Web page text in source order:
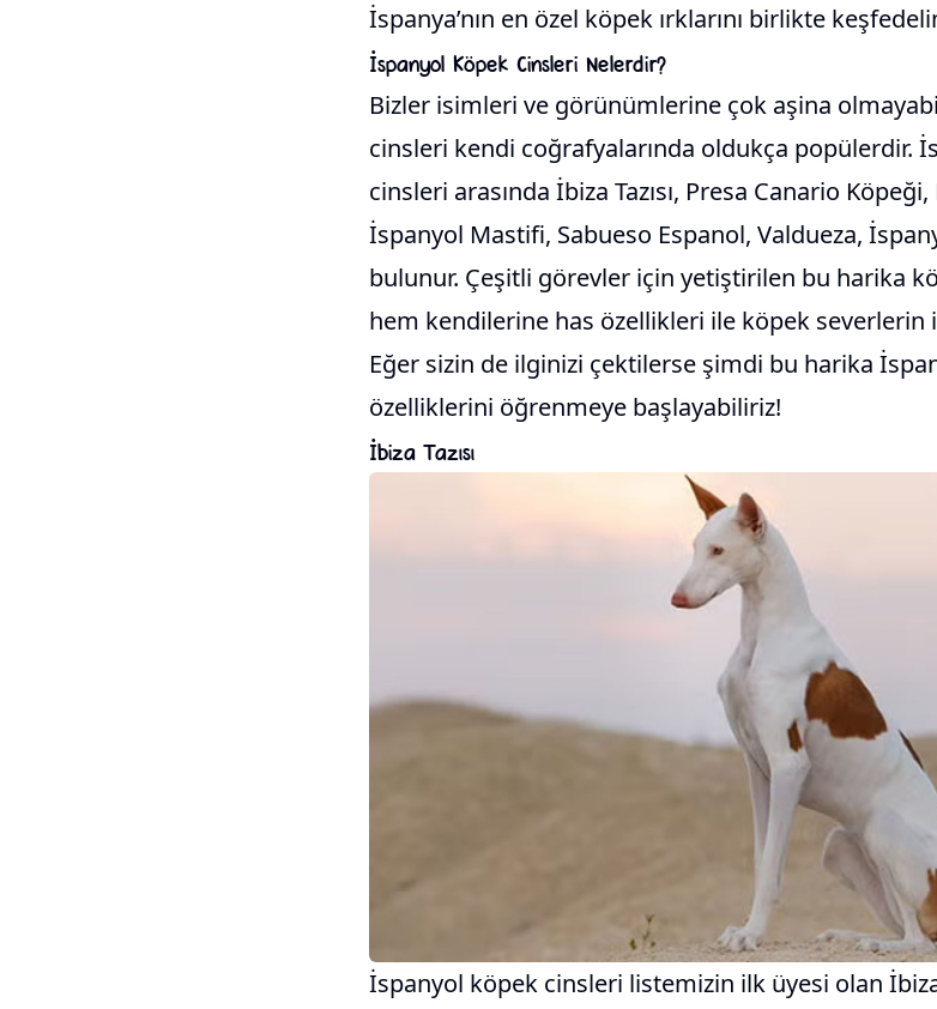
İspanya’nın en özel köpek ırklarını birlikte
İspanyol Köpek Cinsleri Nelerdir?
Bizler isimleri ve görünümlerine çok aşina
cinsleri kendi coğrafyalarında oldukça popülerdir.
cinsleri arasında İbiza Tazısı, Presa Canario Köpeği,
İspanyol Mastifi, Sabueso Espanol, Valdueza,
bulunur. Çeşitli görevler için yetiştirilen bu harika
hem kendilerine has özellikleri ile köpek severlerin
Eğer sizin de ilginizi çektilerse şimdi bu harika
özelliklerini öğrenmeye başlayabiliriz!
İbiza Tazısı
İspanyol köpek cinsleri listemizin ilk üyesi olan İbiza